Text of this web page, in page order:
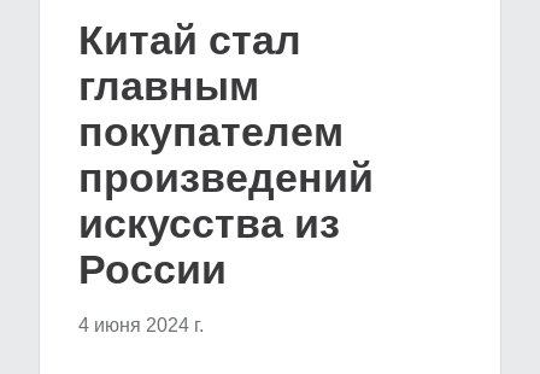
Китай стал
главным
покупателем
произведений
искусства из
России
4 июня 2024 г.